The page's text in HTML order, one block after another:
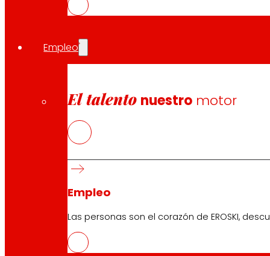
Empleo
El talento nuestro motor
Empleo
Las personas son el corazón de EROSKI,